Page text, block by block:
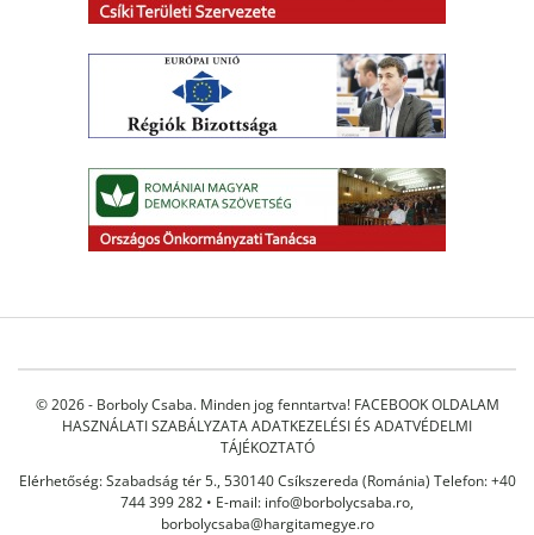
© 2026 - Borboly Csaba. Minden jog fenntartva! FACEBOOK OLDALAM
HASZNÁLATI SZABÁLYZATAADATKEZELÉSI ÉS ADATVÉDELMI
TÁJÉKOZTATÓ
Elérhetőség: Szabadság tér 5., 530140 Csíkszereda (Románia) Telefon: +40
744 399 282 • E-mail: info@borbolycsaba.ro,
borbolycsaba@hargitamegye.ro